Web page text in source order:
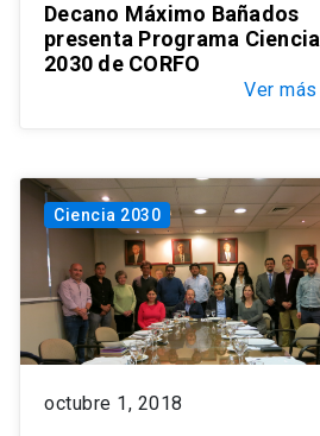
Decano Máximo Bañados
presenta Programa Ciencia
2030 de CORFO
Ver más
Ciencia 2030
octubre 1, 2018